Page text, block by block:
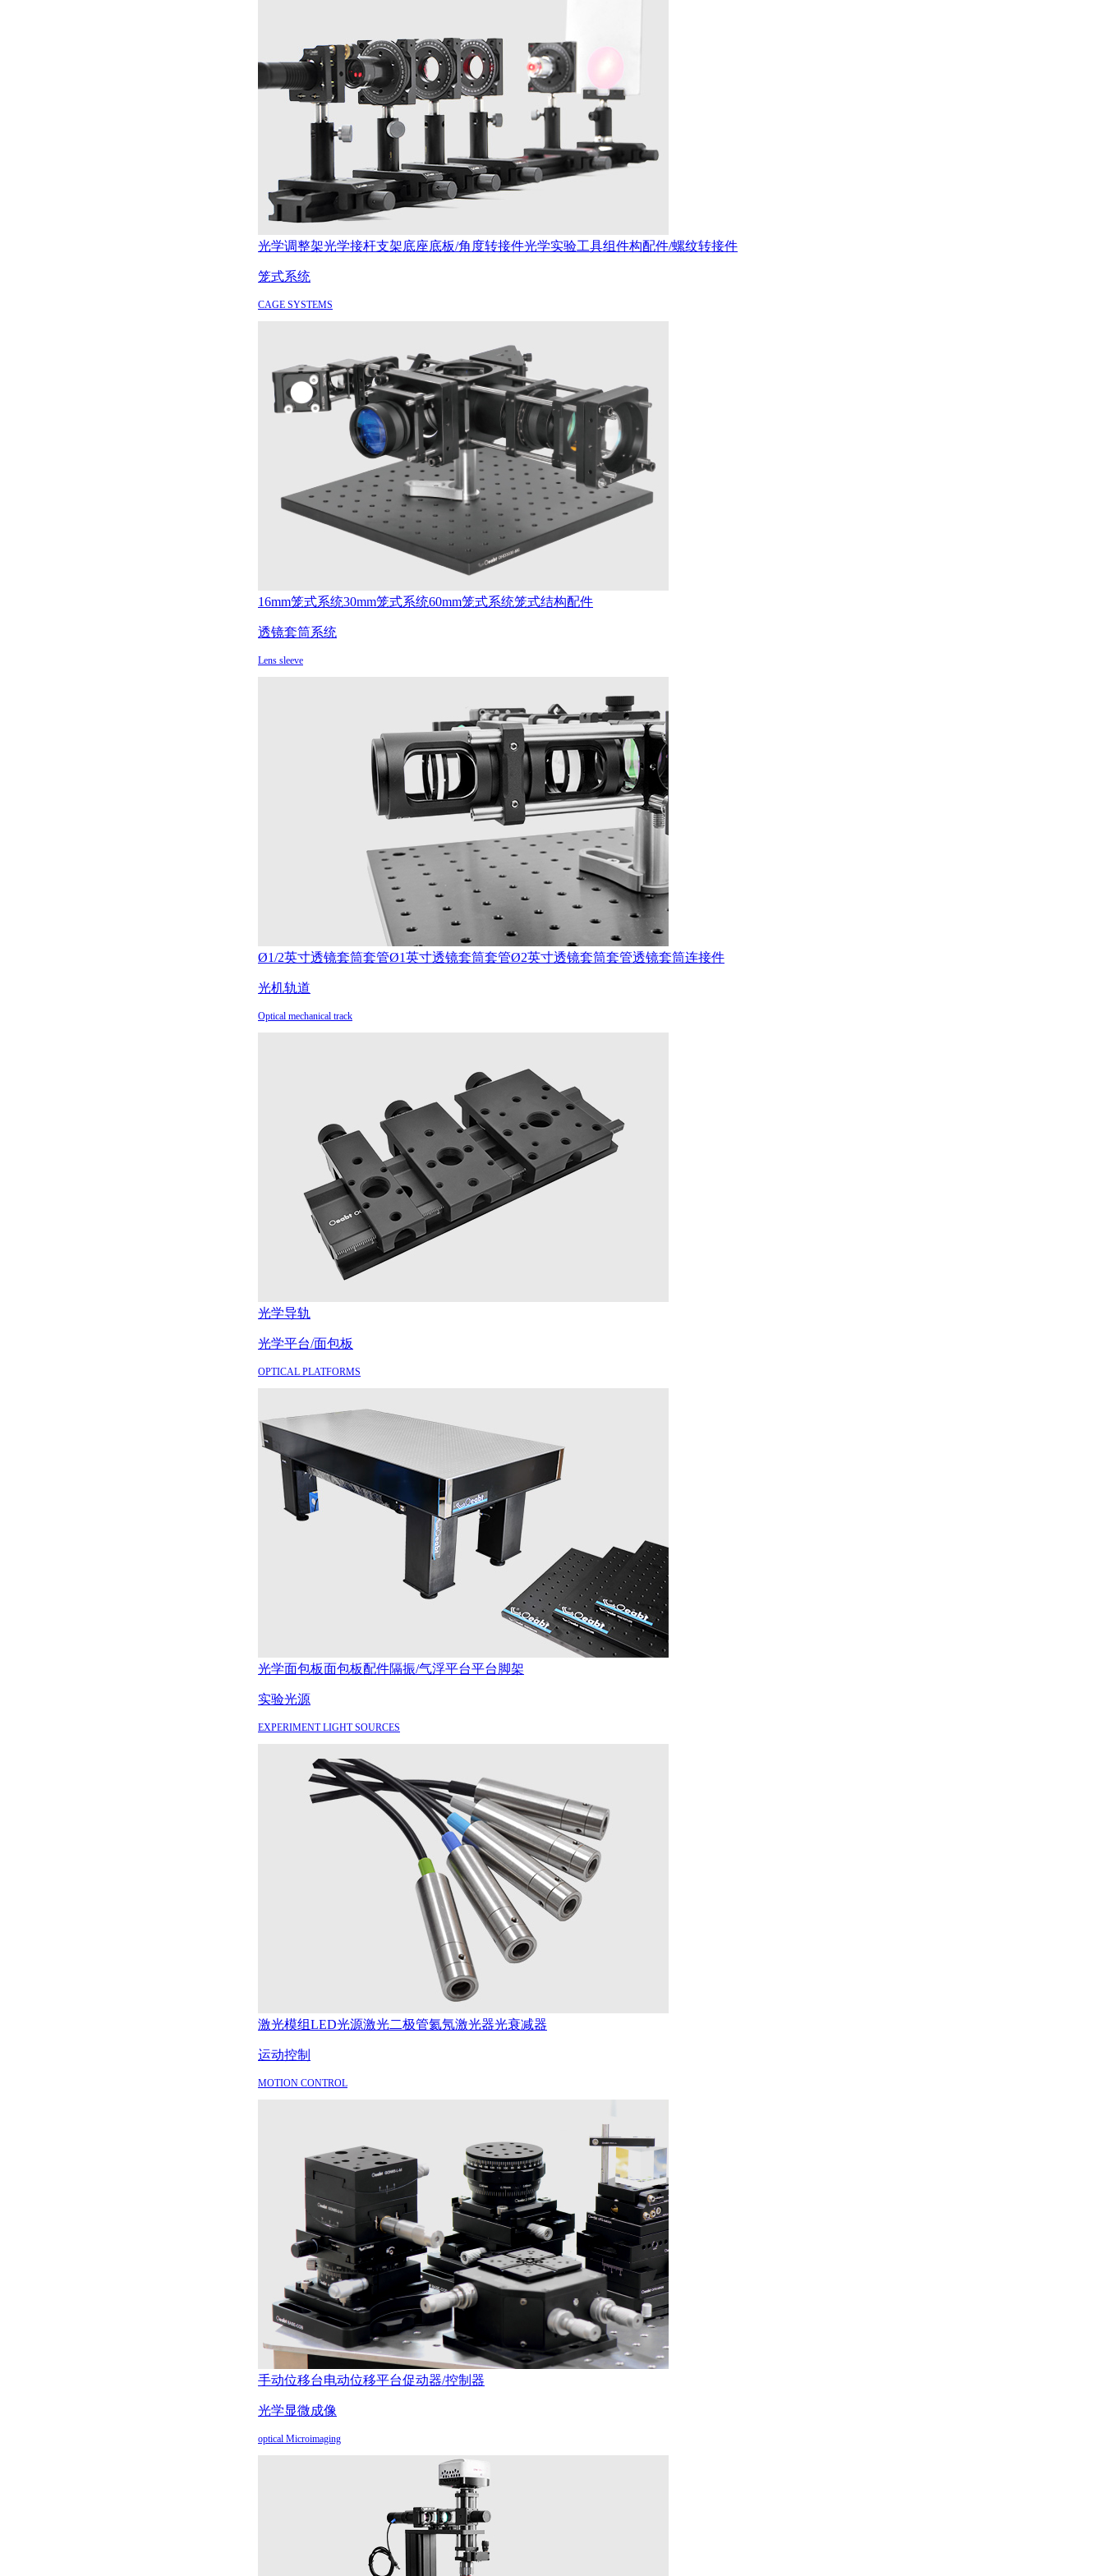
光学调整架光学接杆支架底座底板/角度转接件光学实验工具组件构配件/螺纹转接件
笼式系统
CAGE SYSTEMS
16mm笼式系统30mm笼式系统60mm笼式系统笼式结构配件
透镜套筒系统
Lens sleeve
Ø1/2英寸透镜套筒套管Ø1英寸透镜套筒套管Ø2英寸透镜套筒套管透镜套筒连接件
光机轨道
Optical mechanical track
光学导轨
光学平台/面包板
OPTICAL PLATFORMS
光学面包板面包板配件隔振/气浮平台平台脚架
实验光源
EXPERIMENT LIGHT SOURCES
激光模组LED光源激光二极管氦氖激光器光衰减器
运动控制
MOTION CONTROL
手动位移台电动位移平台促动器/控制器
光学显微成像
optical Microimaging